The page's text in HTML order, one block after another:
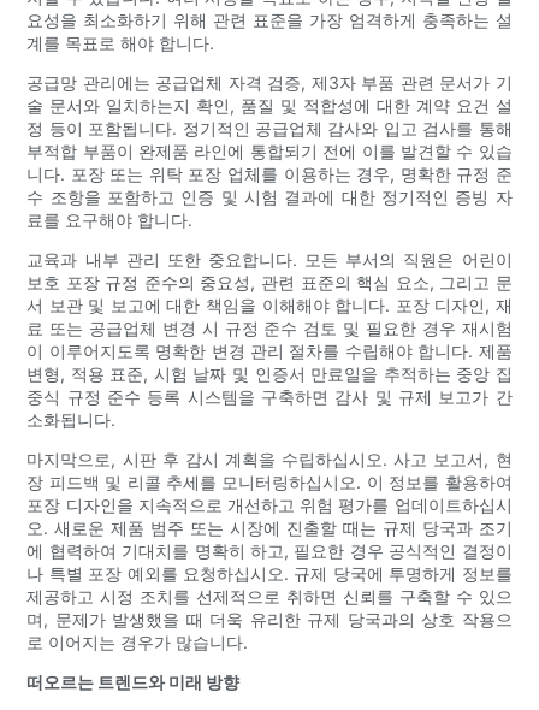
요성을 최소화하기 위해 관련 표준을 가장 엄격하게 충족하는 설
계를 목표로 해야 합니다.
공급망 관리에는 공급업체 자격 검증, 제3자 부품 관련 문서가 기
술 문서와 일치하는지 확인, 품질 및 적합성에 대한 계약 요건 설
정 등이 포함됩니다. 정기적인 공급업체 감사와 입고 검사를 통해
부적합 부품이 완제품 라인에 통합되기 전에 이를 발견할 수 있습
니다. 포장 또는 위탁 포장 업체를 이용하는 경우, 명확한 규정 준
수 조항을 포함하고 인증 및 시험 결과에 대한 정기적인 증빙 자
료를 요구해야 합니다.
교육과 내부 관리 또한 중요합니다. 모든 부서의 직원은 어린이
보호 포장 규정 준수의 중요성, 관련 표준의 핵심 요소, 그리고 문
서 보관 및 보고에 대한 책임을 이해해야 합니다. 포장 디자인, 재
료 또는 공급업체 변경 시 규정 준수 검토 및 필요한 경우 재시험
이 이루어지도록 명확한 변경 관리 절차를 수립해야 합니다. 제품
변형, 적용 표준, 시험 날짜 및 인증서 만료일을 추적하는 중앙 집
중식 규정 준수 등록 시스템을 구축하면 감사 및 규제 보고가 간
소화됩니다.
마지막으로, 시판 후 감시 계획을 수립하십시오. 사고 보고서, 현
장 피드백 및 리콜 추세를 모니터링하십시오. 이 정보를 활용하여
포장 디자인을 지속적으로 개선하고 위험 평가를 업데이트하십시
오. 새로운 제품 범주 또는 시장에 진출할 때는 규제 당국과 조기
에 협력하여 기대치를 명확히 하고, 필요한 경우 공식적인 결정이
나 특별 포장 예외를 요청하십시오. 규제 당국에 투명하게 정보를
제공하고 시정 조치를 선제적으로 취하면 신뢰를 구축할 수 있으
며, 문제가 발생했을 때 더욱 유리한 규제 당국과의 상호 작용으
로 이어지는 경우가 많습니다.
떠오르는 트렌드와 미래 방향